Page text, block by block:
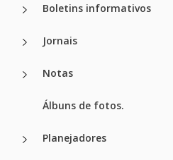
Boletins informativos
Jornais
Notas
Álbuns de fotos.
Planejadores